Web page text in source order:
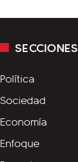
SECCIONES
Política
Sociedad
Economía
Enfoque